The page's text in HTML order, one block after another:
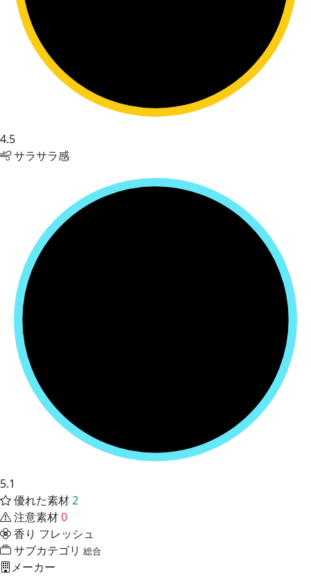
4.5
サラサラ感
5.1
優れた素材2
注意素材0
香り フレッシュ
サブカテゴリ 総合
メーカー